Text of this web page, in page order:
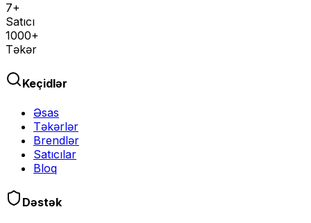
7+
Satıcı
1000+
Təkər
Keçidlər
Əsas
Təkərlər
Brendlər
Satıcılar
Bloq
Dəstək